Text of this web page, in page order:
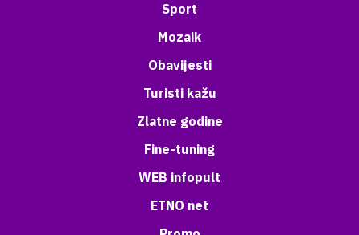
Sport
Mozaik
Obavijesti
Turisti kažu
Zlatne godine
Fine-tuning
WEB infopult
ETNO net